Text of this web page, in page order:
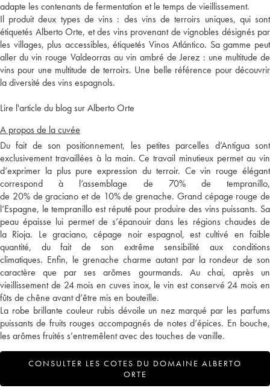
adapte les contenants de fermentation et le temps de vieillissement.
Il produit deux types de vins : des vins de terroirs uniques, qui sont
étiquetés Alberto Orte, et des vins provenant de vignobles désignés par
les villages, plus accessibles, étiquetés Vinos Atlántico. Sa gamme peut
aller du vin rouge Valdeorras au vin ambré de Jerez : une multitude de
vins pour une multitude de terroirs. Une belle référence pour découvrir
la diversité des vins espagnols.
Lire l'article du blog sur Alberto Orte
A propos de la cuvée
Du fait de son positionnement, les petites parcelles d’Antigua sont
exclusivement travaillées à la main. Ce travail minutieux permet au vin
d’exprimer la plus pure expression du terroir. Ce vin rouge élégant
correspond à l’assemblage de 70% de tempranillo,
de 20% de graciano et de 10% de grenache. Grand cépage rouge de
l’Espagne, le tempranillo est réputé pour produire des vins puissants. Sa
peau épaisse lui permet de s’épanouir dans les régions chaudes de
la Rioja. Le graciano, cépage noir espagnol, est cultivé en faible
quantité, du fait de son extrême sensibilité aux conditions
climatiques. Enfin, le grenache charme autant par la rondeur de son
caractère que par ses arômes gourmands. Au chai, après un
vieillissement de 24 mois en cuves inox, le vin est conservé 24 mois en
fûts de chêne avant d’être mis en bouteille.
La robe brillante couleur rubis dévoile un nez marqué par les parfums
puissants de fruits rouges accompagnés de notes d’épices. En bouche,
les arômes fruités s’entremêlent avec des touches de vanille.
CONSULTER LES COTES DU DOMAINE ALBERTO
ORTE